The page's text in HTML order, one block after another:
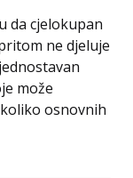
da cjelokupan
ne djeluje
može
osnovnih